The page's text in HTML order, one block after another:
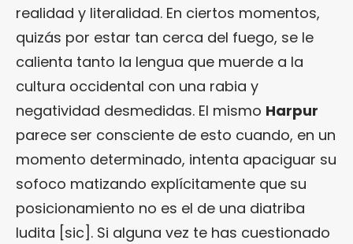
realidad y literalidad. En ciertos momentos,
quizás por estar tan cerca del fuego, se le
calienta tanto la lengua que muerde a la
cultura occidental con una rabia y
negatividad desmedidas. El mismo Harpur
parece ser consciente de esto cuando, en un
momento determinado, intenta apaciguar su
sofoco matizando explícitamente que su
posicionamiento no es el de una diatriba
ludita [sic]. Si alguna vez te has cuestionado